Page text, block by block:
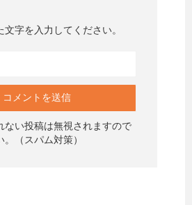
文字を入力してください。
ない投稿は無視されますので
（スパム対策）